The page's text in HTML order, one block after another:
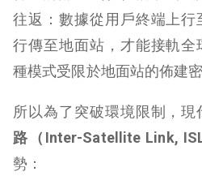
往返：數據從用戶終端上
行傳至地面站，才能接軌
種模式受限於地面站的佈建
所以為了突破環境限制，
路（Inter-Satellite Link,
勢：